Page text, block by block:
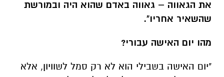
"יום האישה בשבילי הוא לא רק סמל לשוויון, אלא
ולשמור על המשפחה והזיכרון, גם כשהלב נשבר.
הקשים, מהתמיכה ומהחיבוק של הקהילה".